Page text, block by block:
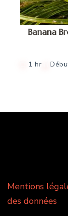
Banana
1 hr
Mentions
des données